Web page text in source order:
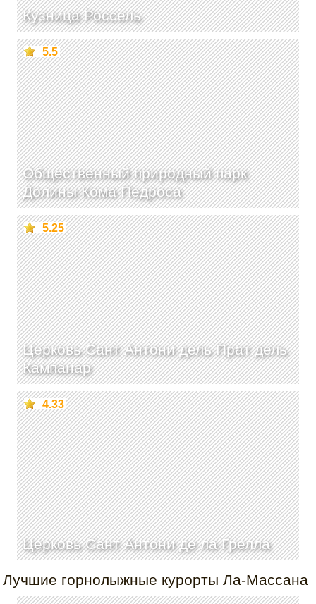
Кузница Россель
Общественный природный парк
Долины Кома Педроса
5.5
Церковь Сант Антони дель Прат дель
Кампанар
5.25
Церковь Сант Антони де ла Грелла
4.33
Лучшие горнолыжные курорты Ла-Массана